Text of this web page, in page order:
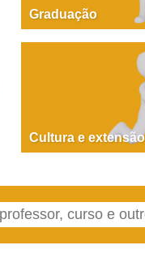
Graduação
Cultura e extensão